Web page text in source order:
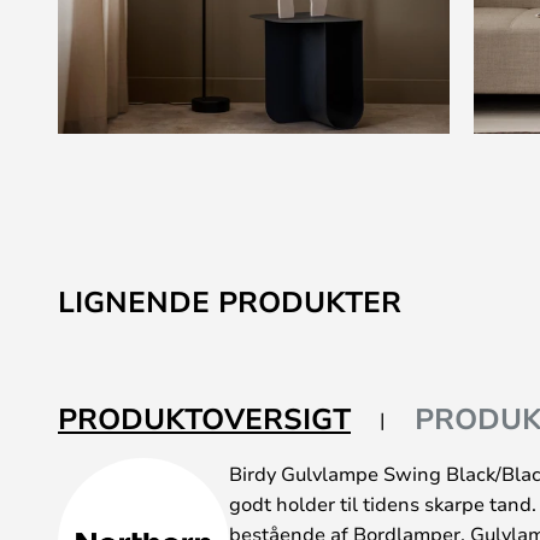
LIGNENDE PRODUKTER
PRODUKTOVERSIGT
Birdy Gulvlampe Swing Black/
godt holder til tidens skarpe
bestående af Bordlamper,